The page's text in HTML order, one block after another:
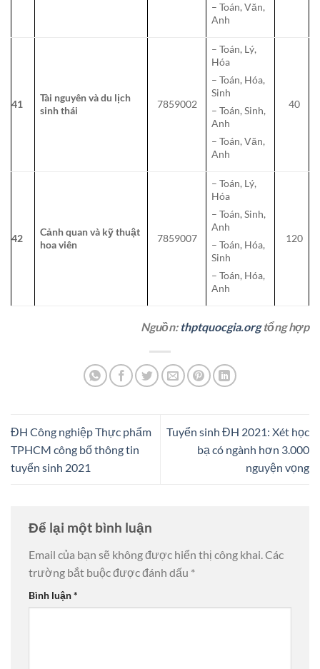
– Toán, Văn,
Anh
41
Tài nguyên và du lịch
sinh thái
7859002
– Toán, Lý,
Hóa
– Toán, Hóa,
Sinh
– Toán, Sinh,
Anh
– Toán, Văn,
Anh
40
42
Cảnh quan và kỹ thuật
hoa viên
7859007
– Toán, Lý,
Hóa
– Toán, Sinh,
Anh
– Toán, Hóa,
Sinh
– Toán, Hóa,
Anh
120
Nguồn: thptquocgia.orgtổng hợp
ĐH Công nghiệp Thực phẩm
TPHCM công bố thông tin
tuyển sinh 2021
Tuyển sinh ĐH 2021: Xét học
bạ có ngành hơn 3.000
nguyện vọng
Để lại một bình luận
Email của bạn sẽ không được hiển thị công khai. Các
trường bắt buộc được đánh dấu *
Bình luận*